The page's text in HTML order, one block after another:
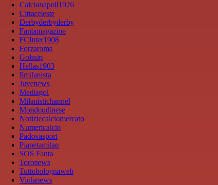
Calcionapoli1926
Cittaceleste
Derbyderbyderby
Fantamagazine
FCInter1908
Forzaroma
Golssip
Hellas1903
Ilmilanista
Juvenews
Mediagol
Milanistichannel
Mondoudinese
Notiziecalciomercato
Numericalcio
Padovasport
Pianetamilan
SOS Fanta
Toronews
Tuttobolognaweb
Violanews